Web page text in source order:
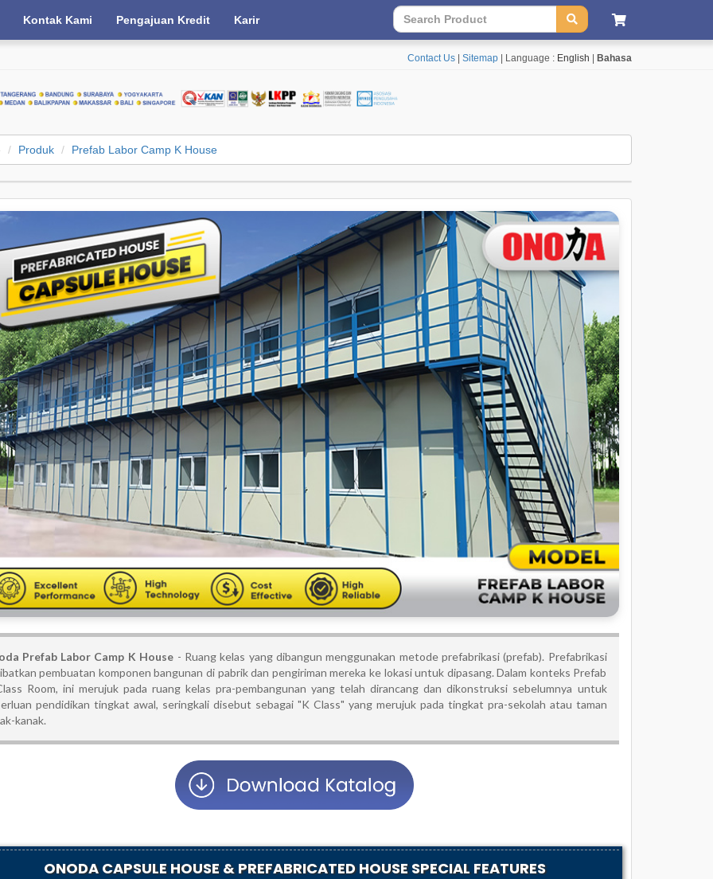
Contact Us Sitemap | Language : English Bahasa
Kontak Kami Pengajuan Kredit Karir
Produk Prefab Labor Camp K House
Prefab Labor Camp K House - Ruang kelas yang dibangun menggunakan metode prefabrikasi (prefab). Prefabrikasi
pembuatan komponen bangunan di pabrik dan pengiriman mereka ke lokasi untuk dipasang. Dalam konteks Prefab
Room, ini merujuk pada ruang kelas pra-pembangunan yang telah dirancang dan dikonstruksi sebelumnya untuk
pendidikan tingkat awal, seringkali disebut sebagai "K Class" yang merujuk pada tingkat pra-sekolah atau taman
kanak.
ONODA CAPSULE HOUSE & PREFABRICATED HOUSE SPECIAL FEATURES